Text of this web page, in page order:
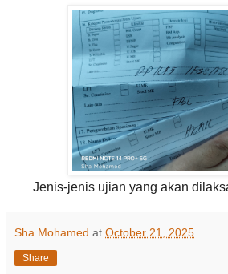
Jenis-jenis ujian yang akan
Sha Mohamed at October 21, 2025
Share